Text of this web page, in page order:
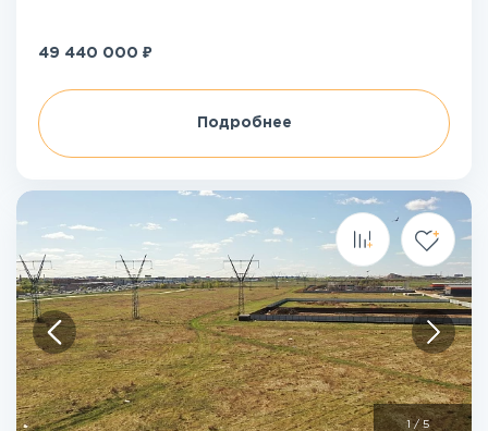
49 440 000 ₽
Подробнее
/5